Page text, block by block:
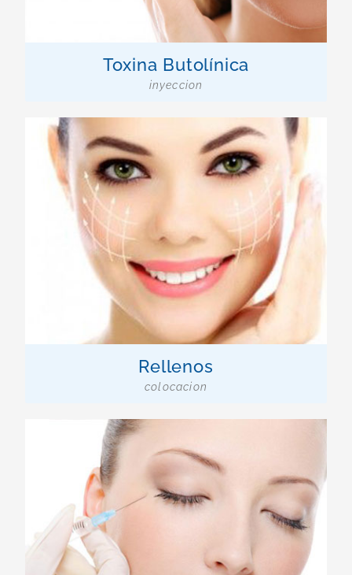
Toxina Butolínica
inyeccion
Rellenos
colocacion